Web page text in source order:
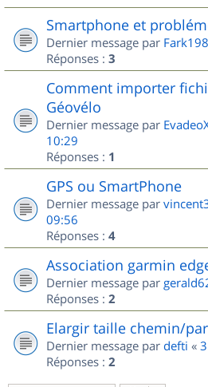
Smartphone et
Dernier message par
Réponses : 3
Comment importer
Géovélo
Dernier message par
10:29
Réponses : 1
GPS ou SmartPhone
Dernier message par
09:56
Réponses : 4
Association garmin
Dernier message par
Réponses : 2
Elargir taille chemin/
Dernier message par defti «
Réponses : 2